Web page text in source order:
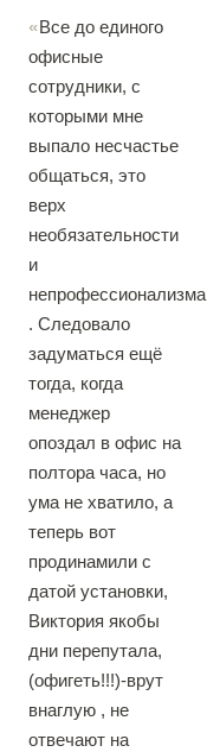
Все до единого
офисные
сотрудники, с
которыми мне
выпало несчастье
общаться, это
верх
необязательности
и
непрофессионализма
. Следовало
задуматься ещё
тогда, когда
менеджер
опоздал в офис на
полтора часа, но
ума не хватило, а
теперь вот
продинамили с
датой установки,
Виктория якобы
дни перепутала,
(офигеть!!!)-врут
внаглую , не
отвечают на